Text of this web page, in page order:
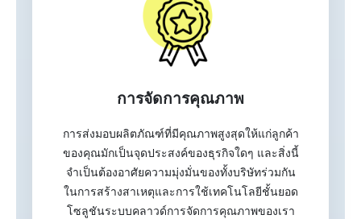
การจัดการคุณภาพ
การส่งมอบผลิตภัณฑ์ที่มีคุณภาพสูงสุดให้แก่ลูกค้า
ของคุณมักเป็นจุดประสงค์ของธุรกิจใดๆ และสิ่งนี้
จำเป็นต้องอาศัยความมุ่งมั่นของทั้งบริษัทร่วมกัน
ในการสร้างสาเหตุและการใช้เทคโนโลยีชั้นยอด
โซลูชันระบบคลาวด์การจัดการคุณภาพของเรา